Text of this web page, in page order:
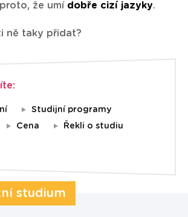
že umí dobře cizí jazyky.
ně taky přidat?
Studijní programy
Cena
Řekli o studiu
studium